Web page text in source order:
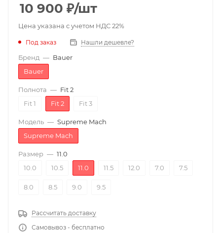
10 900 ₽/шт
Цена указана с учетом НДС 22%
Под заказ Нашли дешевле?
Бренд — Bauer
Bauer
Полнота — Fit 2
Fit 1
Fit 2 Fit 3
Модель — Supreme Mach
Supreme Mach
Размер — 11.0
10.0
10.5 11.0 11.5 12.0 7.0 7.5
8.0 8.5 9.0 9.5
Рассчитать доставку
Самовывоз - бесплатно